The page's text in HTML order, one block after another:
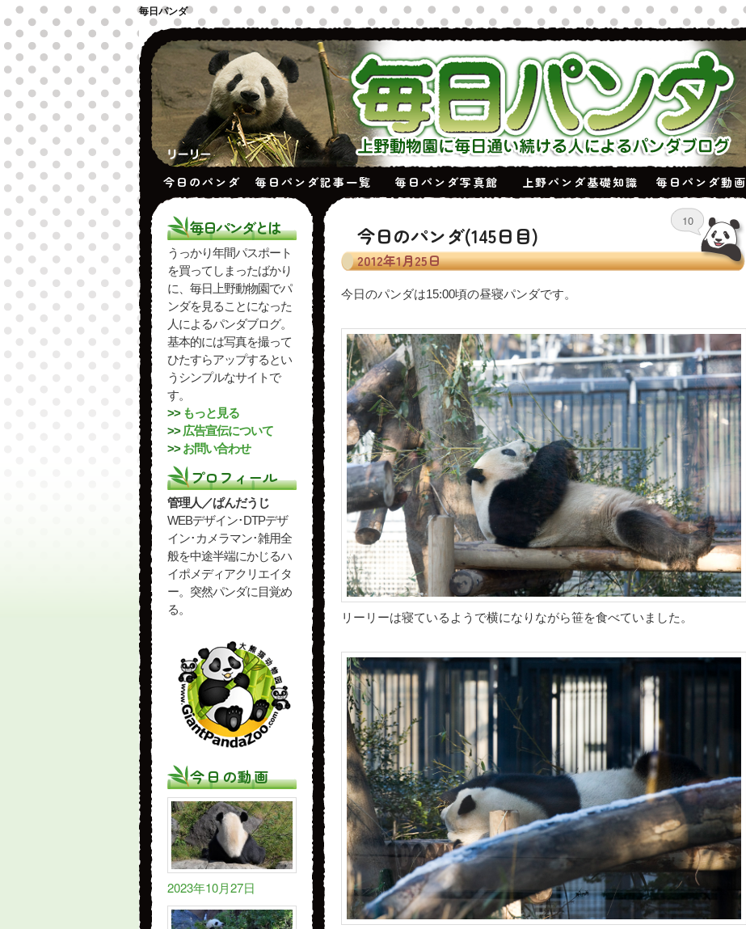
毎日パンダ
今日のパンダ 毎日パンダ記事一覧 毎日パンダ写真館 上野パンダ基礎知識 毎日パンダ動画
毎日パンダとは
うっかり年間パスポート
を買ってしまったばかり
に、毎日上野動物園でパ
ンダを見ることになった
人によるパンダブログ。
基本的には写真を撮って
ひたすらアップするとい
うシンプルなサイトで
す。
>> もっと見る
>>広告宣伝について
>>お問い合わせ
プロフィール
管理人／ぱんだうじ
WEBデザイン･DTPデザ
イン･カメラマン･雑用全
般を中途半端にかじるハ
イポメディアクリエイタ
ー。突然パンダに目覚め
る。
今日の動画
2023年10月27日
今日のパンダ(145日目)
2012年1月25日
10
今日のパンダは15:00頃の昼寝パンダです。
リーリーは寝ているようで横になりながら笹を食べていました。